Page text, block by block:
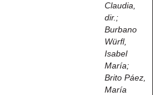
Claudia,
dir. ;
Burbano
Würfl,
Isabel
María;
Brito Páez,
María